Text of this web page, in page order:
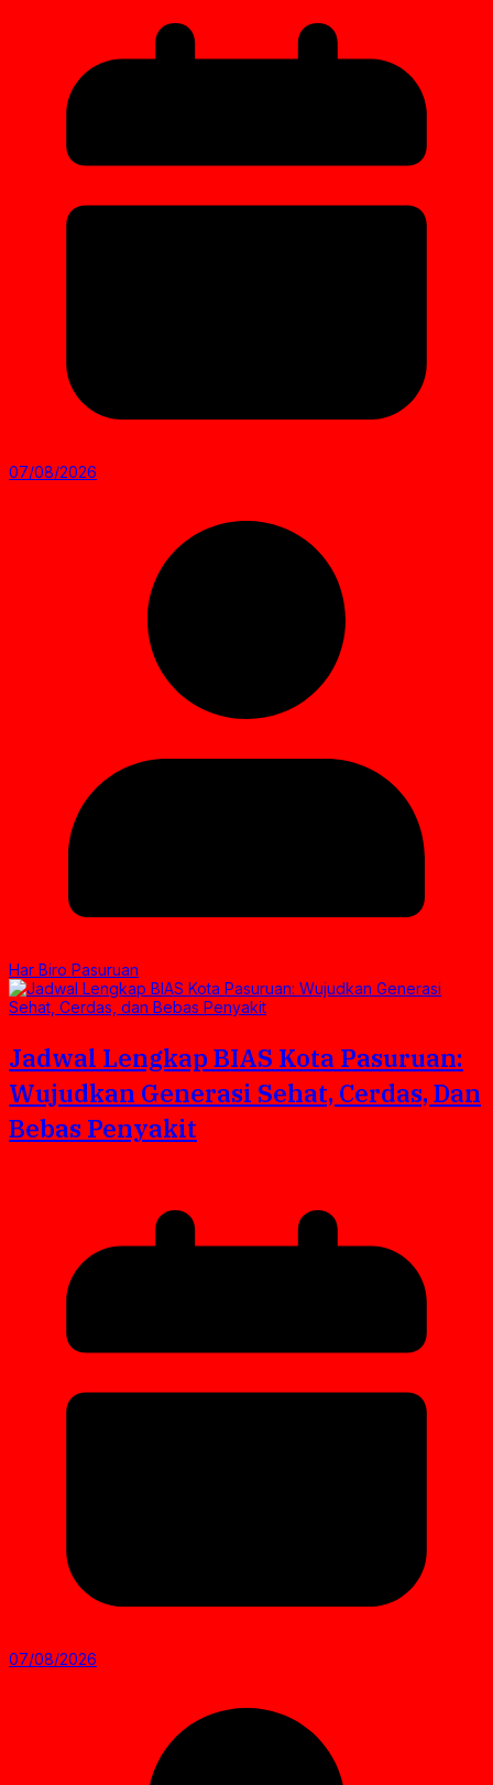
07/08/2026
Har Biro Pasuruan
Jadwal Lengkap BIAS Kota Pasuruan:
Wujudkan Generasi Sehat, Cerdas, Dan
Bebas Penyakit
07/08/2026